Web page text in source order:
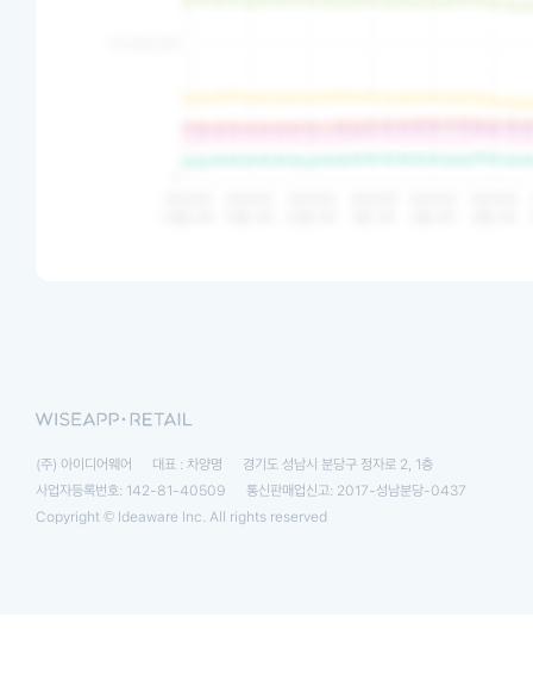
(주) 아이디어웨어 대표 : 차양명
경기도 성남시 분당구 정자로 2, 1층
사업자등록번호: 142-81-40509
통신판매업신고: 2017-성남분당-0437
Copyright © Ideaware Inc. All rights reserved